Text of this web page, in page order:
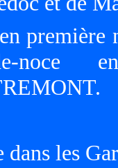
première
dans les